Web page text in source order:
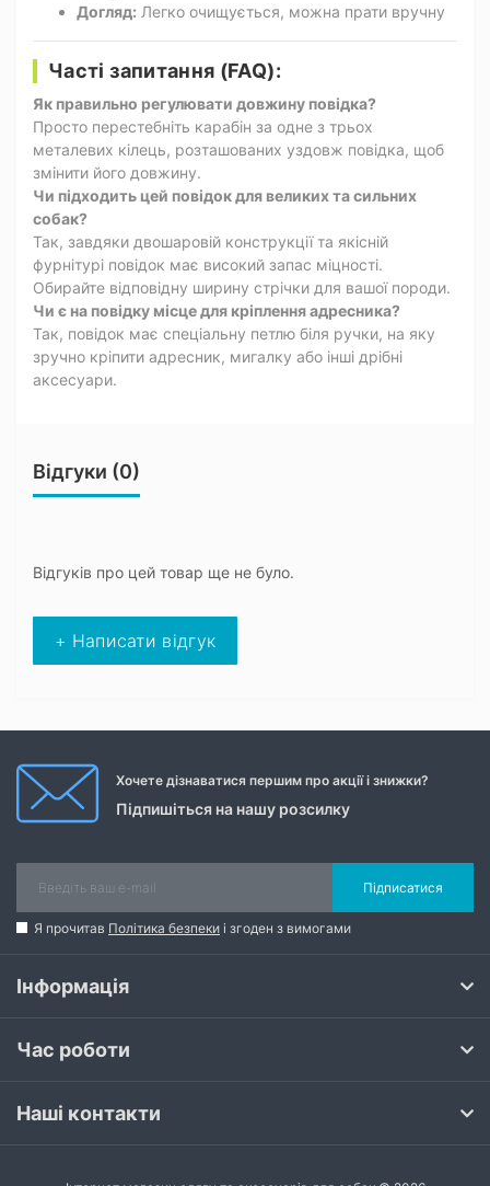
Догляд: Легко очищується, можна прати вручну
Часті запитання (FAQ):
Як правильно регулювати довжину повідка?
Просто перестебніть карабін за одне з трьох
металевих кілець, розташованих уздовж повідка, щоб
змінити його довжину.
Чи підходить цей повідок для великих та сильних
собак?
Так, завдяки двошаровій конструкції та якісній
фурнітурі повідок має високий запас міцності.
Обирайте відповідну ширину стрічки для вашої породи.
Чи є на повідку місце для кріплення адресника?
Так, повідок має спеціальну петлю біля ручки, на яку
зручно кріпити адресник, мигалку або інші дрібні
аксесуари.
Відгуки (0)
Відгуків про цей товар ще не було.
+ Написати відгук
Хочете дізнаватися першим про акції і знижки?
Підпишіться на нашу розсилку
Підписатися
Я прочитав Політика безпеки і згоден з вимогами
Інформація
Час роботи
Наші контакти